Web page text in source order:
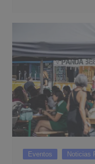
Eventos Noticias